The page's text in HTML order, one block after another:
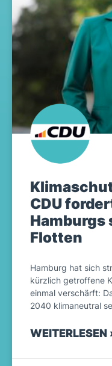
CDU
Hamburgs
Flotten
Hamburg hat sich
kürzlich getroffene
einmal verschärft:
2040 klimaneutral
WEITERLESEN